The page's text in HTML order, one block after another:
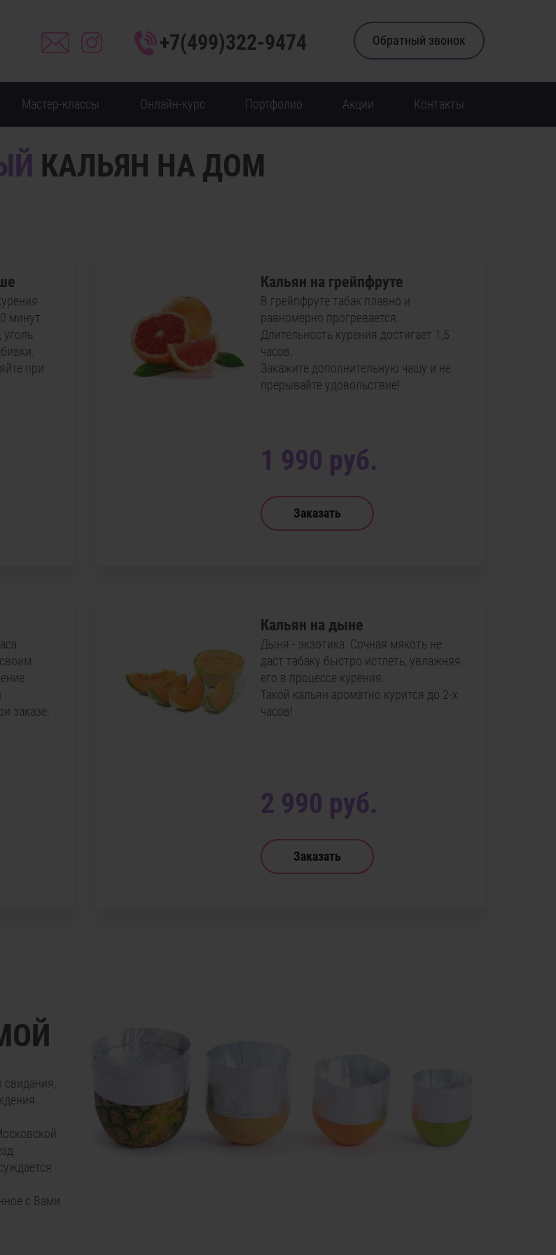
+7(499)322-9474 Обратный звонок
Мастер-классы Онлайн-курс Портфолио Акции Контакты
КАЛЬЯН НА ДОМ
минут.
уголь
при
Кальян на грейпфруте
В грейпфруте табак плавно и
равномерно прогревается.
Длительность курения достигает 1,5
часов.
Закажите дополнительную чашу и не
прерывайте удовольствие!
1 990 руб.
Заказать
заказе.
Кальян на дыне
Дыня - экзотика. Сочная мякоть не
даст табаку быстро истлеть, увлажняя
его в процессе курения.
Такой кальян ароматно курится до 2-х
часов!
2 990 руб.
Заказать
с Вами